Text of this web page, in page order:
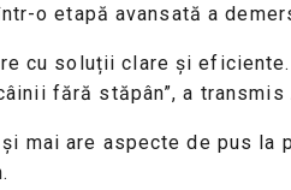
o etapă avansată a
cu soluții clare și
fără stăpân”, a transmis
mai are aspecte de pus la